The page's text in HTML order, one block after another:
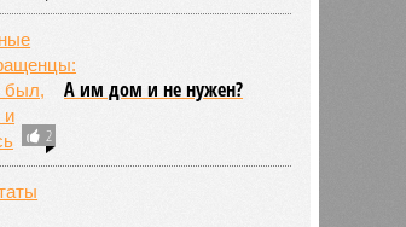
2
А им дом и не нужен?